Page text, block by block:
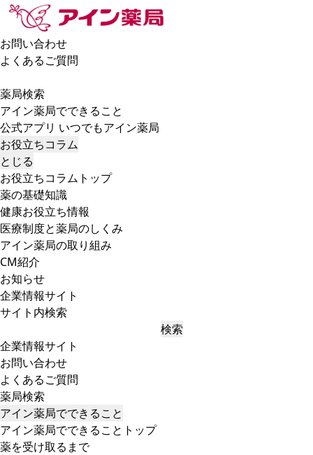
お問い合わせ
よくあるご質問
薬局検索
アイン薬局でできること
公式アプリ いつでもアイン薬局
お役立ちコラム
とじる
お役立ちコラムトップ
薬の基礎知識
健康お役立ち情報
医療制度と薬局のしくみ
アイン薬局の取り組み
CM紹介
お知らせ
企業情報サイト
サイト内検索
検索
企業情報サイト
お問い合わせ
よくあるご質問
薬局検索
アイン薬局でできること
アイン薬局でできることトップ
薬を受け取るまで